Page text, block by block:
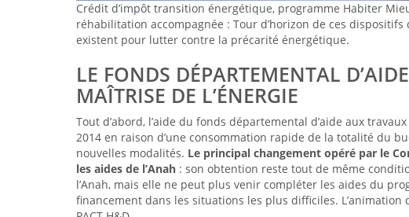
Crédit d’impôt transition énergétique, programme Habiter
réhabilitation accompagnée : Tour d’horizon de ces dispositifs
existent pour lutter contre la précarité énergétique.
LE FONDS DÉPARTEMENTAL
MAÎTRISE DE L’ÉNERGIE
Tout d’abord, l’aide du fonds départemental d’aide aux
2014 en raison d’une consommation rapide de la totalité du
nouvelles modalités. Le principal changement opéré par le
les aides de l’Anah : son obtention reste tout de même
l’Anah, mais elle ne peut plus venir compléter les aides du
financement dans les situations les plus difficiles.